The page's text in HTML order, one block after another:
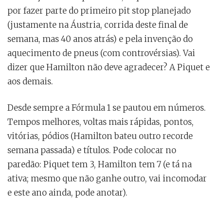
por fazer parte do primeiro pit stop planejado
(justamente na Áustria, corrida deste final de
semana, mas 40 anos atrás) e pela invenção do
aquecimento de pneus (com controvérsias). Vai
dizer que Hamilton não deve agradecer? A Piquet e
aos demais.
Desde sempre a Fórmula 1 se pautou em números.
Tempos melhores, voltas mais rápidas, pontos,
vitórias, pódios (Hamilton bateu outro recorde
semana passada) e títulos. Pode colocar no
paredão: Piquet tem 3, Hamilton tem 7 (e tá na
ativa; mesmo que não ganhe outro, vai incomodar
e este ano ainda, pode anotar).